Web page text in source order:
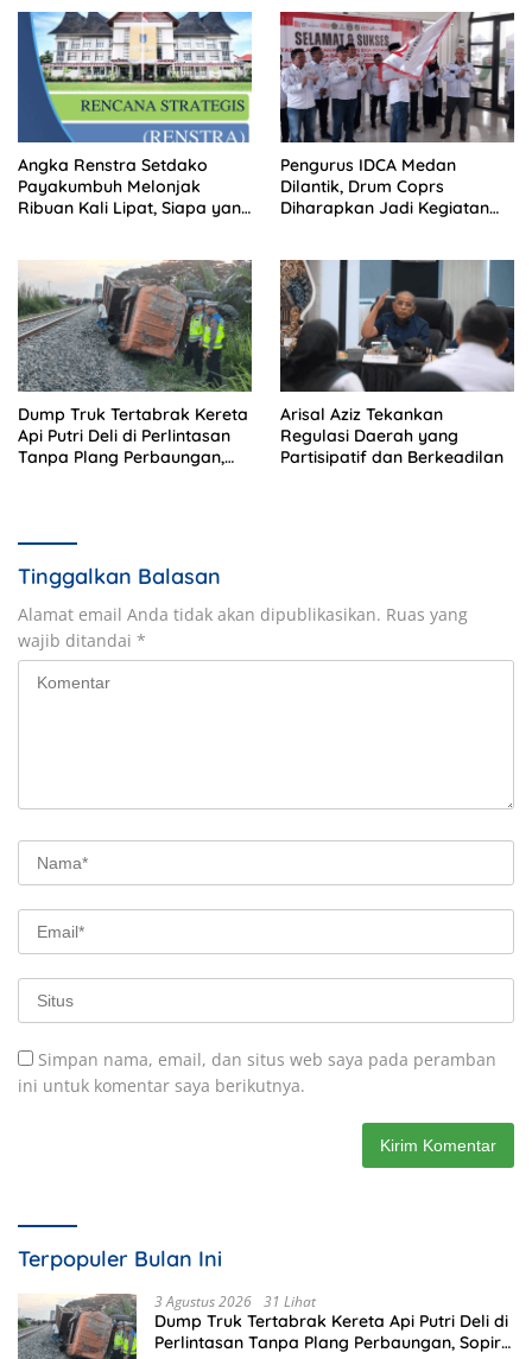
Angka Renstra Setdako
Payakumbuh Melonjak
Ribuan Kali Lipat, Siapa yang
Pengurus IDCA Medan
Dilantik, Drum Coprs
Diharapkan Jadi Kegiatan
Dump Truk Tertabrak Kereta
Api Putri Deli di Perlintasan
Tanpa Plang Perbaungan,
Arisal Aziz Tekankan
Regulasi Daerah yang
Partisipatif dan Berkeadilan
Tinggalkan Balasan
Alamat email Anda tidak akan dipublikasikan. Ruas yang
wajib ditandai *
Simpan nama, email, dan situs web saya pada peramban
ini untuk komentar saya berikutnya.
Terpopuler Bulan Ini
3 Agustus 2026 31 Lihat
Dump Truk Tertabrak Kereta Api Putri Deli di
Perlintasan Tanpa Plang Perbaungan, Sopir